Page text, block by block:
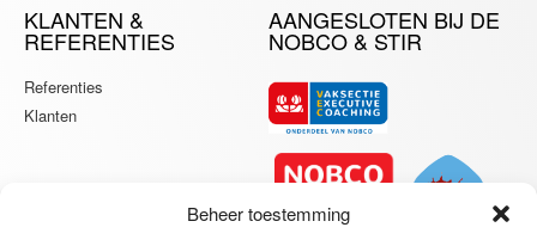
Beheer toestemming
KLANTEN &
REFERENTIES
Referenties
Klanten
AANGESLOTEN BIJ DE
NOBCO & STIR